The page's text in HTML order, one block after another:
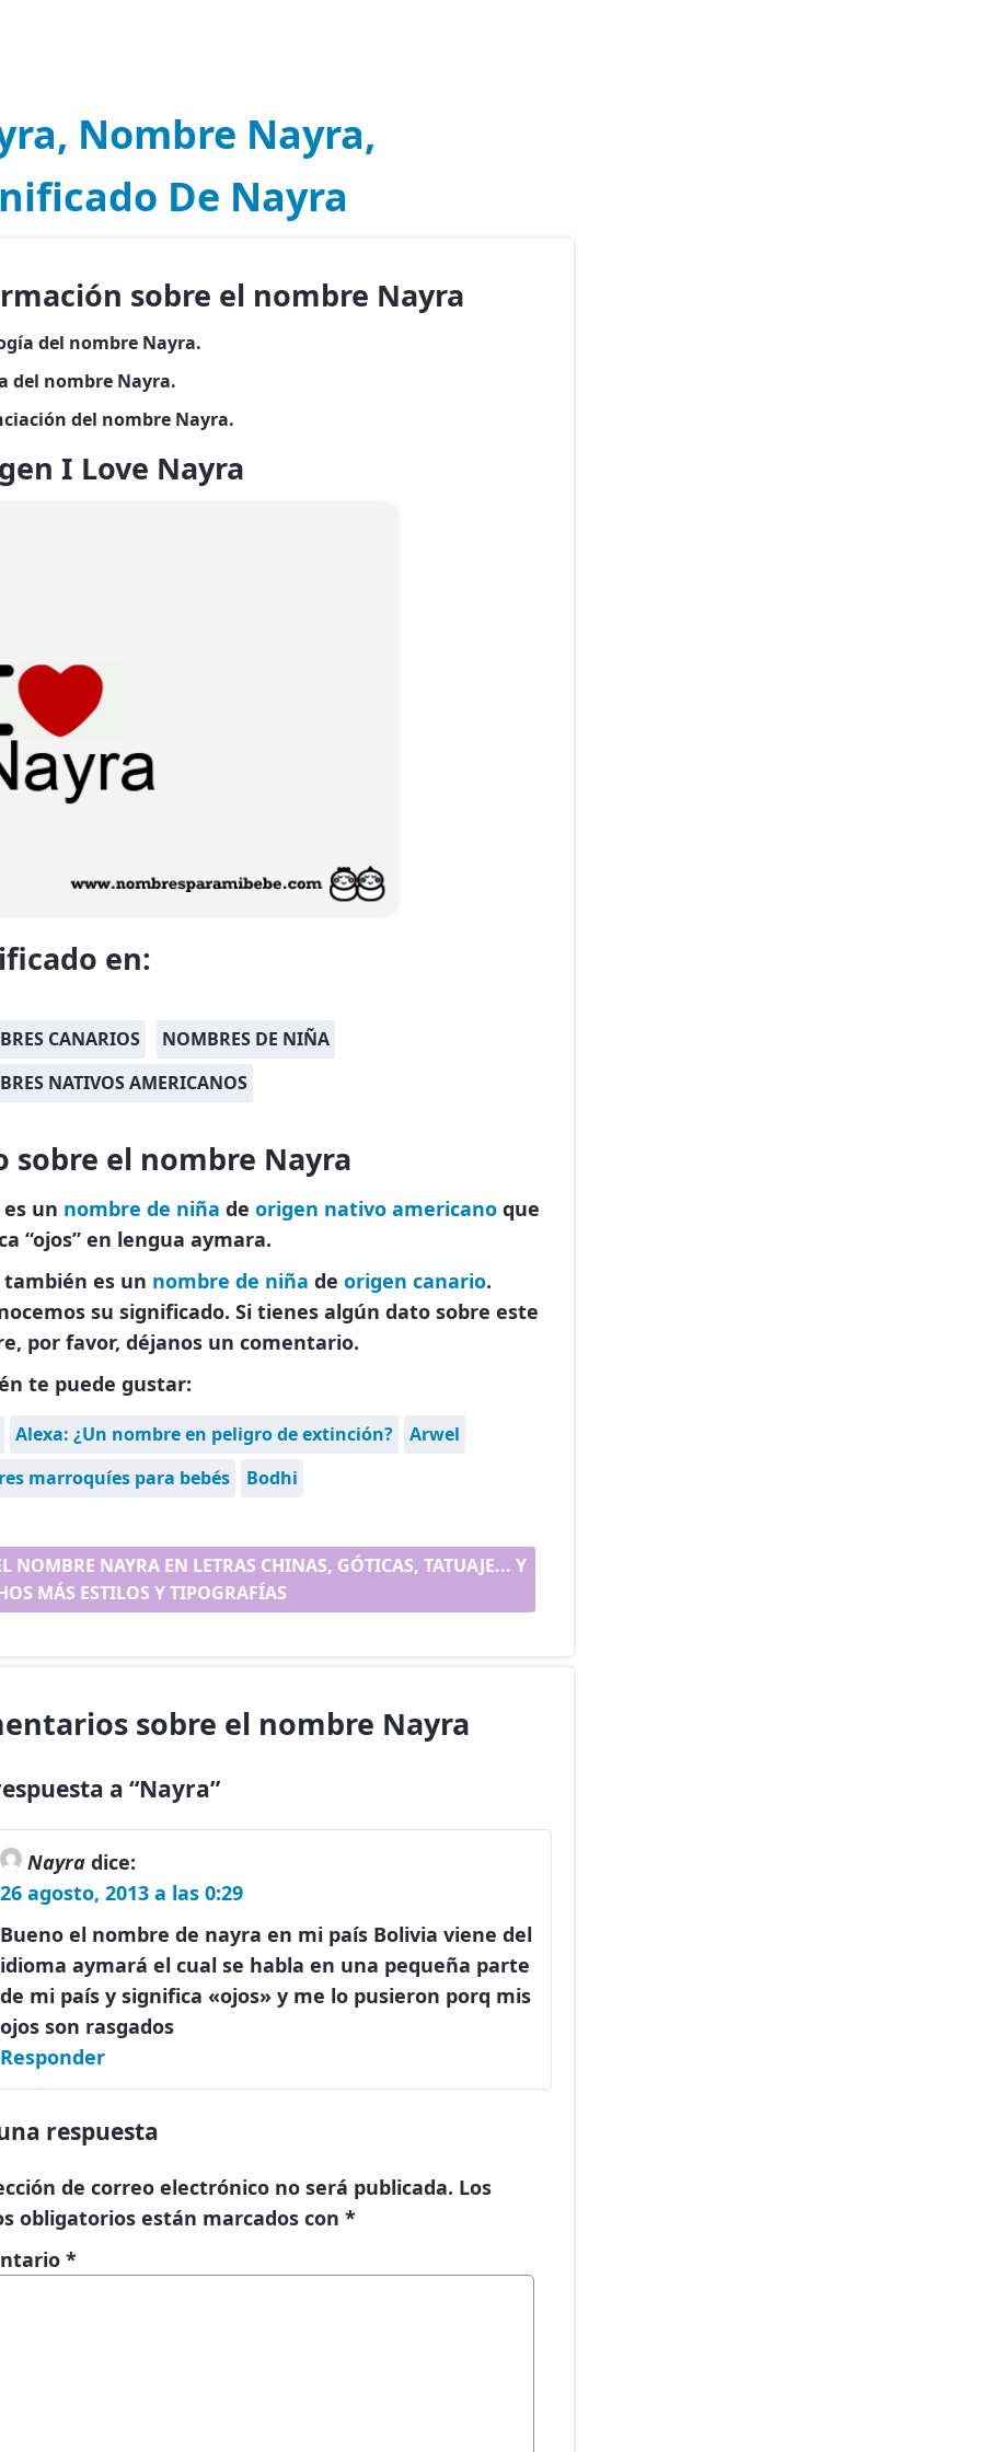
Nombre Nayra,
De Nayra
sobre el nombre Nayra
del nombre Nayra.
del nombre Nayra.
del nombre Nayra.
I Love Nayra
en:
CANARIOS
NOMBRES DE NIÑA
NATIVOS AMERICANOS
sobre el nombre Nayra
un nombre de niña de origen nativo americano que
“ojos” en lengua aymara.
es un nombre de niña de origen canario.
su significado. Si tienes algún dato sobre este
por favor, déjanos un comentario.
te puede gustar:
Alexa: ¿Un nombre en peligro de extinción?
Arwel
marroquíes para bebés
Bodhi
NOMBRE NAYRA EN LETRAS CHINAS, GÓTICAS, TATUAJE... Y
MÁS ESTILOS Y TIPOGRAFÍAS
sobre el nombre Nayra
a “Nayra”
Nayra dice:
26 agosto, 2013 a las 0:29
Bueno el nombre de nayra en mi país Bolivia viene del
idioma aymará el cual se habla en una pequeña parte
de mi país y significa «ojos» y me lo pusieron porq mis
ojos son rasgados
Responder
respuesta
de correo electrónico no será publicada. Los
obligatorios están marcados con *
*